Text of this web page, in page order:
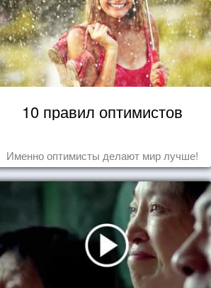
10 правил оптимистов
Именно оптимисты делают мир лучше!